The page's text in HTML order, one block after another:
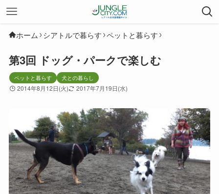
ホーム シアトルで暮らす ペットと暮らす
第3回 ドッグ・パークで楽しむ
ペットと暮らす 犬との暮らし
2014年8月12日(火) 2017年7月19日(水)